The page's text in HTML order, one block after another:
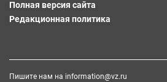
Полная версия сайта
Редакционная политика
Пишите нам на information@vz.ru